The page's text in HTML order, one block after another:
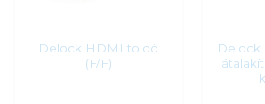
Delock HDMI toldó
(F/F)
Delock